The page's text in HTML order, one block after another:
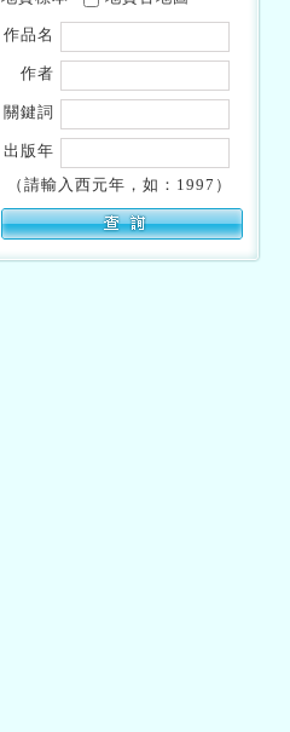
作品名
作者
關鍵詞
出版年
（請輸入西元年，如：1997）